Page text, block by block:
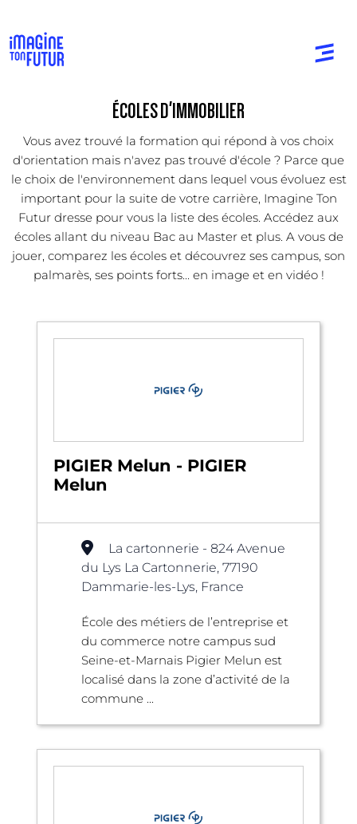
ÉCOLES D'IMMOBILIER
Vous avez trouvé la formation qui répond à vos choix
d'orientation mais n'avez pas trouvé d'école ? Parce que
le choix de l'environnement dans lequel vous évoluez est
important pour la suite de votre carrière, Imagine Ton
Futur dresse pour vous la liste des écoles. Accédez aux
écoles allant du niveau Bac au Master et plus. A vous de
jouer, comparez les écoles et découvrez ses campus, son
palmarès, ses points forts... en image et en vidéo !
PIGIER Melun - PIGIER
Melun
La cartonnerie - 824 Avenue
du Lys La Cartonnerie, 77190
Dammarie-les-Lys, France
École des métiers de l’entreprise et
du commerce notre campus sud
Seine-et-Marnais Pigier Melun est
localisé dans la zone d’activité de la
commune ...